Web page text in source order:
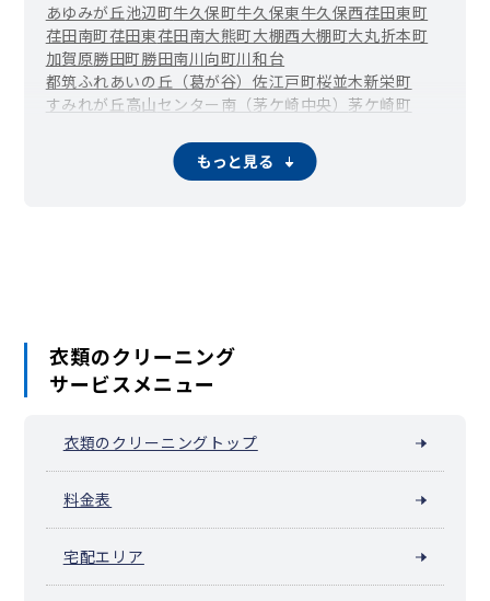
あゆみが丘池辺町牛久保町牛久保東牛久保西荏田東町
荏田南町荏田東荏田南大熊町大棚西大棚町大丸折本町
加賀原勝田町勝田南川向町川和台
都筑ふれあいの丘（葛が谷） 佐江戸町桜並木新栄町
すみれが丘高山センター南（茅ケ崎中央） 茅ケ崎町
東山田駅周辺（東山田町）
見花山
もっと見る
衣類のクリーニング
サービスメニュー
衣類のクリーニングトップ
料金表
宅配エリア